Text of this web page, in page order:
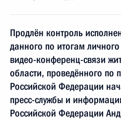
Продлён контроль
данного по итогам
видео-конференц-связи
области, проведённого по
Российской Федерации
пресс-службы и
Российской Федерации